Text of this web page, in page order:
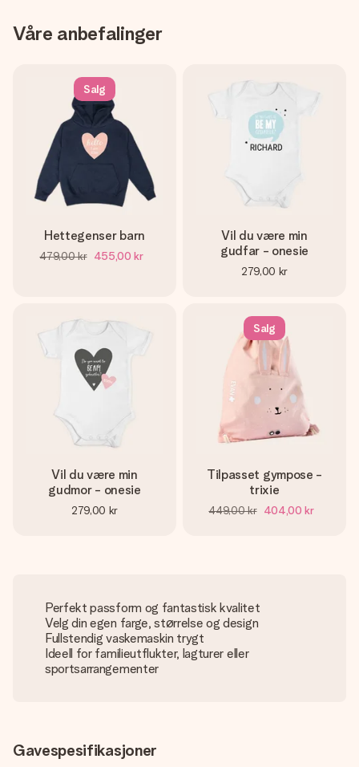
Våre anbefalinger
Salg
Hettegenser barn
479,00 kr 455,00 kr
Vil du være min
gudfar - onesie
279,00 kr
Vil du være min
gudmor - onesie
279,00 kr
Salg
Tilpasset gympose -
trixie
449,00 kr 404,00 kr
Perfekt passform og fantastisk kvalitet
Velg din egen farge, størrelse og design
Fullstendig vaskemaskin trygt
Ideell for familieutflukter, lagturer eller
sportsarrangementer
Gavespesifikasjoner